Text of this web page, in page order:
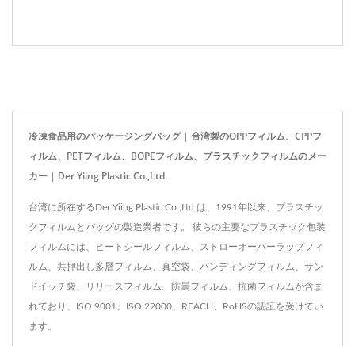
冷凍食品用のパッケージングバッグ | 台湾製のOPPフィルム、CPPフ
ィルム、PETフィルム、BOPEフィルム、プラスチックフィルムのメー
カー | Der Yiing Plastic Co.,Ltd.
台湾に所在するDer Yiing Plastic Co.,Ltd.は、1991年以来、プラスチッ
クフィルムとバッグの製造業者です。 彼らの主要なプラスチック包装
フィルムには、ヒートシールフィルム、ストローオーバーラップフィ
ルム、共押出し多層フィルム、真空袋、バンディングフィルム、サン
ドイッチ袋、リリースフィルム、防曇フィルム、抗菌フィルムが含ま
れており、ISO 9001、ISO 22000、REACH、RoHSの認証を受けてい
ます。